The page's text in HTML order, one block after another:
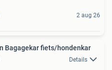
2 aug 26
Bagagekar fiets/hondenkar
Details